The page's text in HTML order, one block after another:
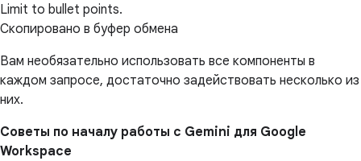
Limit to bullet points.
Скопировано в буфер обмена
Вам необязательно использовать все компоненты в
каждом запросе, достаточно задействовать несколько из
них.
Советы по началу работы с Gemini для Google
Workspace